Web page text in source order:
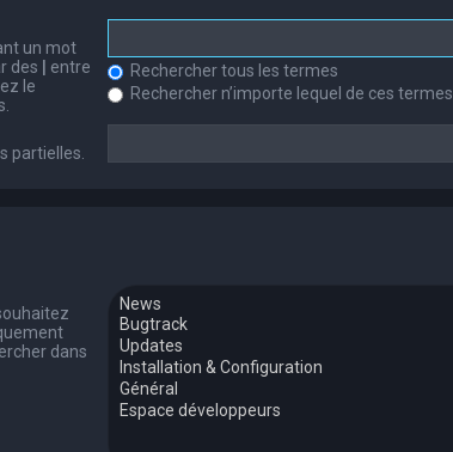
un mot
des
entre
le
Rechercher tous les termes
Rechercher n’importe lequel de ces termes
partielles.
dans